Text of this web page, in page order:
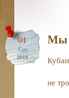
01
Сен
2018
Мы
не